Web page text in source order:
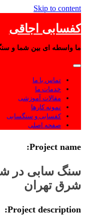
Skip to content
کفسابی اجاقی
ما واسطه ای بین شما و
تماس با ما
خدمات ما
مقالات آموزشی
نمونه کارها
کفسابی و سنگسابی
صفحه اصلی
Project name:
سنگ سابی در
شرق تهران
Project description: